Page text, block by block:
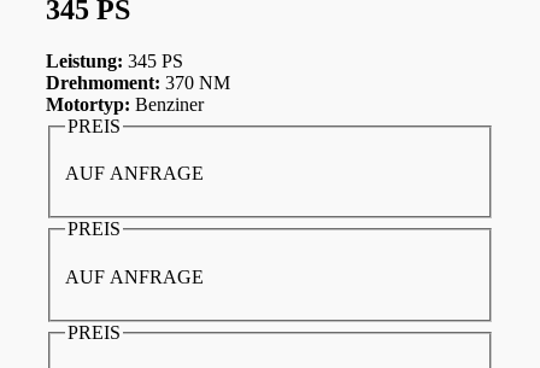
345 PS
Leistung: 345 PS
Drehmoment: 370 NM
Motortyp: Benziner
PREIS
AUF ANFRAGE
PREIS
AUF ANFRAGE
PREIS